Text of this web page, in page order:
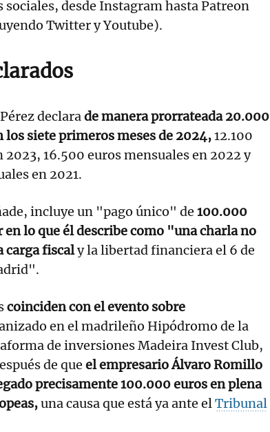
sociales, desde Instagram hasta Patreon
Twitter y Youtube).
declarade manera prorrateada 20.000
los siete primeros meses de 2024,12.100
2023, 16.500 euros mensuales en 2022 y
en 2021.
incluye un "pago único" de 100.000
lo que él describe como "una charla no
carga fiscaly la libertad financiera el 6 de
coinciden con el evento sobre
en el madrileño Hipódromo de la
de inversiones Madeira Invest Club,
de que el empresario Álvaro Romillo
precisamente 100.000 euros en plena
una causa que está ya ante elTribunal